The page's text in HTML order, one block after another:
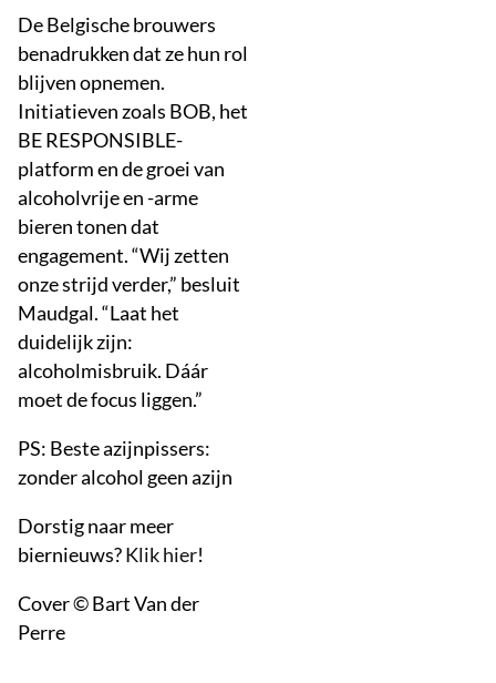
De Belgische brouwers
benadrukken dat ze hun rol
blijven opnemen.
Initiatieven zoals BOB, het
BE RESPONSIBLE-
platform en de groei van
alcoholvrije en -arme
bieren tonen dat
engagement. “Wij zetten
onze strijd verder,” besluit
Maudgal. “Laat het
duidelijk zijn:
alcoholmisbruik. Dáár
moet de focus liggen.”
PS: Beste azijnpissers:
zonder alcohol geen azijn
Dorstig naar meer
biernieuws?Klik hier!
Cover © Bart Van der
Perre